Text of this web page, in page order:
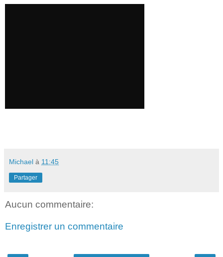
Michael à 11:45
Partager
Aucun commentaire:
Enregistrer un commentaire